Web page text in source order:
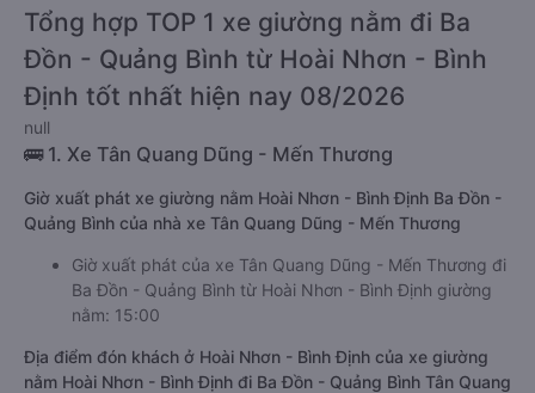
Tổng hợp TOP 1 xe giường nằm đi Ba
Đồn - Quảng Bình từ Hoài Nhơn - Bình
Định tốt nhất hiện nay 08/2026
null
🚌 1. Xe Tân Quang Dũng - Mến Thương
Giờ xuất phát xe giường nằm Hoài Nhơn - Bình Định Ba Đồn -
Quảng Bình của nhà xe Tân Quang Dũng - Mến Thương
Giờ xuất phát của xe Tân Quang Dũng - Mến Thương đi
Ba Đồn - Quảng Bình từ Hoài Nhơn - Bình Định giường
nằm: 15:00
Địa điểm đón khách ở Hoài Nhơn - Bình Định của xe giường
nằm Hoài Nhơn - Bình Định đi Ba Đồn - Quảng Bình Tân Quang